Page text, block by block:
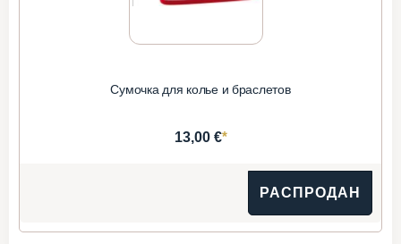
Сумочка для колье и браслетов
13,00 €*
РАСПРОДАН